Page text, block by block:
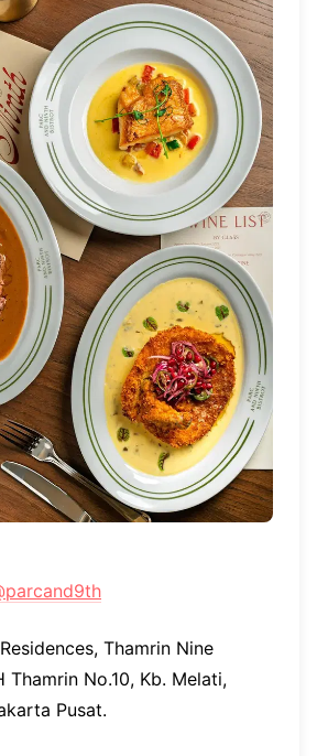
Thamrin Nine
Thamrin No.10, Kb. Melati,
Pusat.